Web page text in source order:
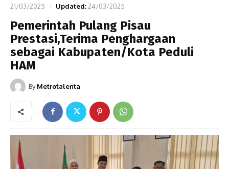
21/03/2025 Updated:24/03/2025
Pemerintah Pulang Pisau
Prestasi,Terima Penghargaan
sebagai Kabupaten/Kota Peduli
HAM
By Metrotalenta